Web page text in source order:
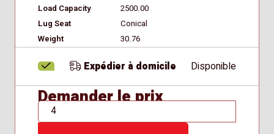
Load Capacity
2500.00
Lug Seat
Conical
Weight
30.76
Expédier à domicile Disponible
Demander le prix
QTÉ